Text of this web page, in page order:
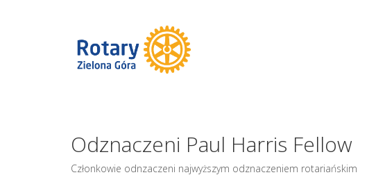
Odznaczeni Paul Harris Fellow
Członkowie odnzaczeni najwyższym odznaczeniem rotariańskim